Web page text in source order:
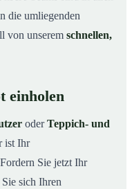
die umliegenden
von unserem schnellen,
einholen
oderTeppich- und
ist Ihr
Sie jetzt Ihr
sich Ihren